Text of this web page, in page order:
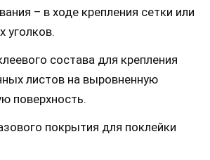
– в ходе крепления сетки или
уголков.
состава для крепления
листов на выровненную
поверхность.
покрытия для поклейки